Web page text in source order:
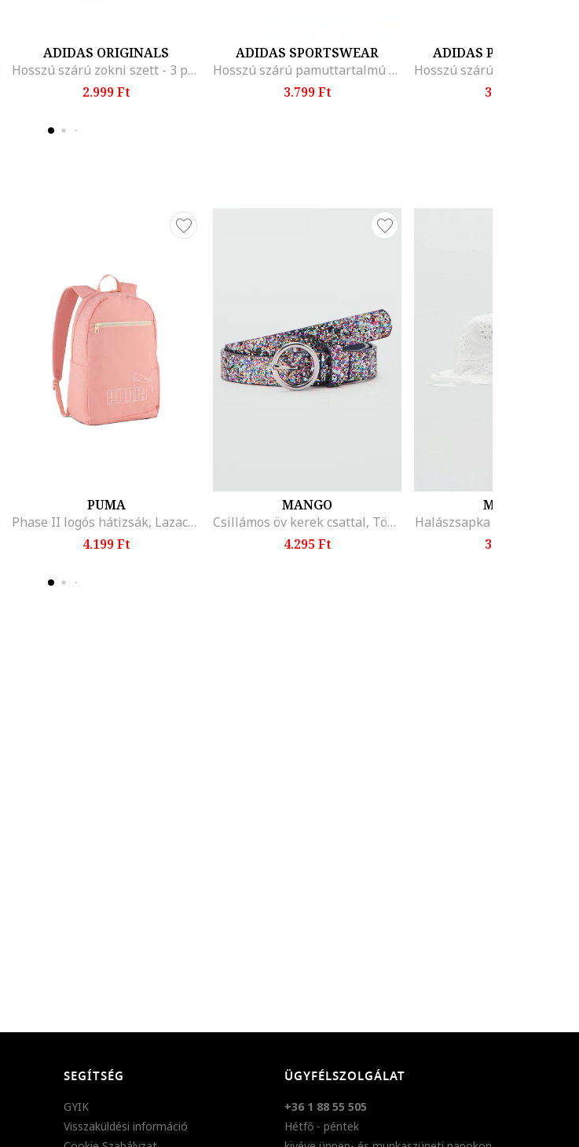
ADIDAS ORIGINALS
Hosszú szárú zokni szett - 3 pár, Fehér/Fekete
2.999 Ft
ADIDAS SPORTSWEAR
Hosszú szárú pamuttartalmú zokni szett - 3 pár, Halványzöld/Törtfehér
3.799 Ft
ADIDAS
3.499 Ft
PUMA
Phase II logós hátizsák, Lazacszín
4.199 Ft
MANGO
Csillámos öv kerek csattal, Többszínű
4.295 Ft
MANGO
Halászsapka megkötővel,
3.295 Ft
SEGÍTSÉG
GYIK
Visszaküldési információ
ÜGYFÉLSZOLGÁLAT
+36 1 88 55 505
Hétfő - péntek